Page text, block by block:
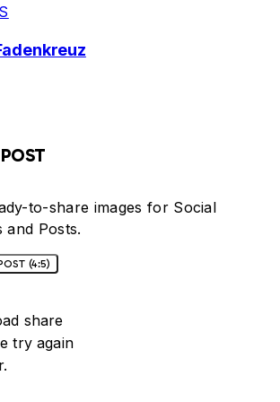
to-share images for Social
and Posts.
(4:5)
share
try again